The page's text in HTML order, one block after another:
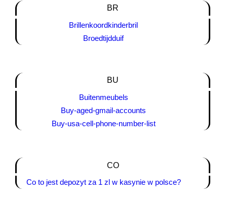
BR
Brillenkoordkinderbril
Broedtijdduif
BU
Buitenmeubels
Buy-aged-gmail-accounts
Buy-usa-cell-phone-number-list
CO
Co to jest depozyt za 1 zl w kasynie w polsce?